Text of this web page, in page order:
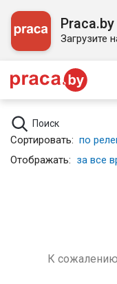
Praca.by
Загрузите
Поиск
Сортировать: по
Отображать: за все
К